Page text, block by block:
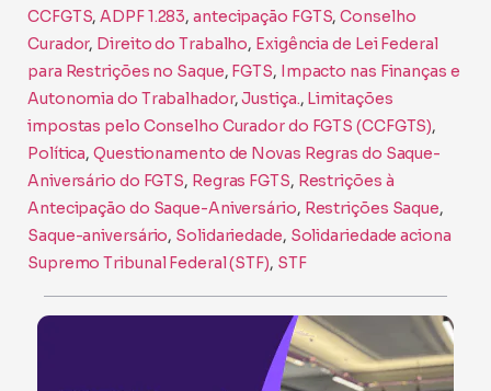
CCFGTS, ADPF 1.283, antecipação FGTS, Conselho
Curador, Direito do Trabalho, Exigência de Lei Federal
para Restrições no Saque, FGTS, Impacto nas Finanças e
Autonomia do Trabalhador, Justiça., Limitações
impostas pelo Conselho Curador do FGTS (CCFGTS)
Política, Questionamento de Novas Regras do Saque-
Aniversário do FGTS, Regras FGTS, Restrições à
Antecipação do Saque-Aniversário, Restrições Saque
Saque-aniversário, Solidariedade, Solidariedade aciona
Supremo Tribunal Federal (STF), STF